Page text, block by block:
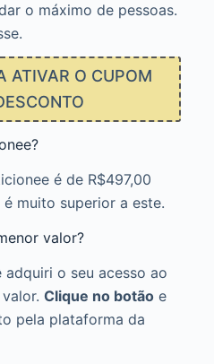
o máximo de pessoas.
ATIVAR O CUPOM
é de R$497,00
muito superior a este.
valor?
o seu acesso ao
Clique no botãoe
pela plataforma da